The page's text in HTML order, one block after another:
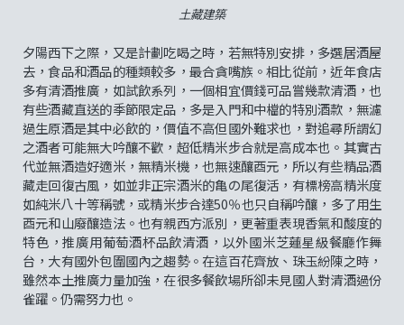
土藏建築
夕陽西下之際，又是計劃吃喝之時，若無特別安排，多選居酒屋
去，食品和酒品的種類較多，最合貪嘴族。相比從前，近年食店
多有清酒推廣，如試飲系列，一個相宜價錢可品嘗幾款清酒，也
有些酒藏直送的季節限定品，多是入門和中檔的特別酒款，無濾
過生原酒是其中必飲的，價值不高但國外難求也，對追尋所謂幻
之酒者可能無大吟釀不歡，超低精米步合就是高成本也。其實古
代並無酒造好適米，無精米機，也無速釀酉元，所以有些精品酒
藏走回復古風，如並非正宗酒米的亀の尾復活，有標榜高精米度
如純米八十等稱號，或精米步合達50％也只自稱吟釀，多了用生
酉元和山廢釀造法。也有親西方派別，更著重表現香氣和酸度的
特色，推廣用葡萄酒杯品飲清酒，以外國米芝蓮星級餐廳作舞
台，大有國外包圍國內之趨勢。在這百花齊放、珠玉紛陳之時，
雖然本土推廣力量加強，在很多餐飲場所卻未見國人對清酒過份
雀躍。仍需努力也。